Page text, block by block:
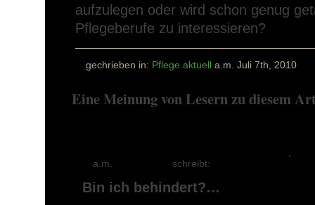
aufzulegen oder wird schon genug
Pflegeberufe zu interessieren?
gechrieben in: Pflege aktuell a.m. Juli 7th, 2010
Eine Meinung von Lesern zu diesem
a.m.
schreibt:
Bin ich behindert?…